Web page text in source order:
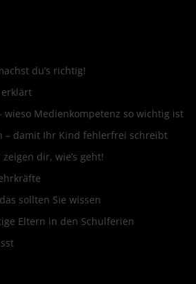
du’s richtig!
erklärt
wieso Medienkompetenz so wichtig ist
– damit Ihr Kind fehlerfrei schreibt
dir, wie’s geht!
sollten Sie wissen
Eltern in den Schulferien